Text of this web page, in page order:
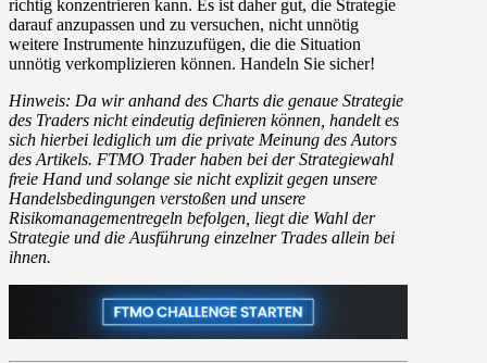
richtig konzentrieren kann. Es ist daher gut, die Strategie
darauf anzupassen und zu versuchen, nicht unnötig
weitere Instrumente hinzuzufügen, die die Situation
unnötig verkomplizieren können. Handeln Sie sicher!
Hinweis: Da wir anhand des Charts die genaue Strategie
des Traders nicht eindeutig definieren können, handelt es
sich hierbei lediglich um die private Meinung des Autors
des Artikels. FTMO Trader haben bei der Strategiewahl
freie Hand und solange sie nicht explizit gegen unsere
Handelsbedingungen verstoßen und unsere
Risikomanagementregeln befolgen, liegt die Wahl der
Strategie und die Ausführung einzelner Trades allein bei
ihnen.